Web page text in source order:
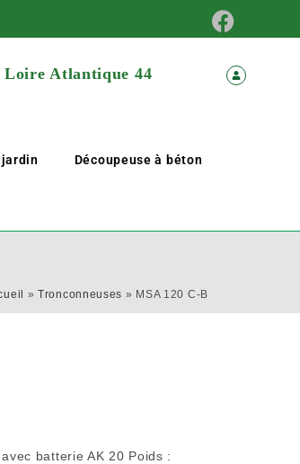
Loire Atlantique 44
Découpeuse à béton
»Tronconneuses » MSA 120 C-B
batterie AK 20 Poids :